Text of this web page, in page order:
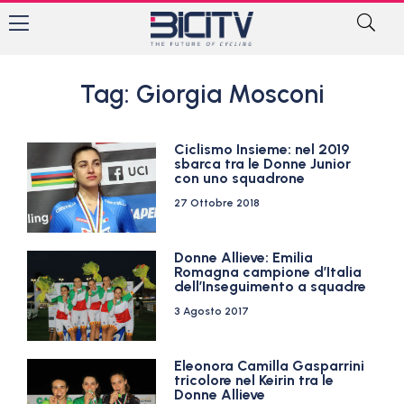
Tag: Giorgia Mosconi
Ciclismo Insieme: nel 2019
sbarca tra le Donne Junior
con uno squadrone
27 Ottobre 2018
Donne Allieve: Emilia
Romagna campione d’Italia
dell’Inseguimento a squadre
3 Agosto 2017
Eleonora Camilla Gasparrini
tricolore nel Keirin tra le
Donne Allieve